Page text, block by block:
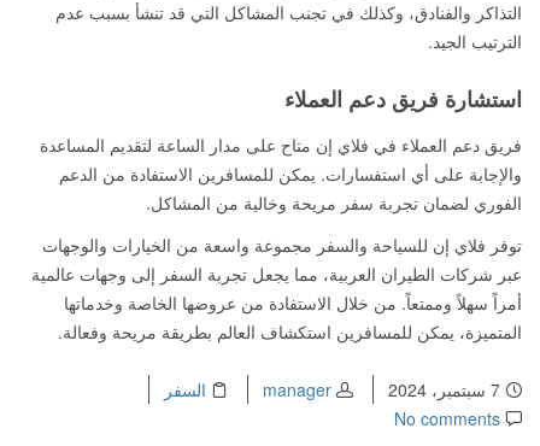
التذاكر والفنادق، وكذلك في تجنب المشاكل التي قد تنشأ بسبب عدم
الترتيب الجيد.
استشارة فريق دعم العملاء
فريق دعم العملاء في فلاي إن متاح على مدار الساعة لتقديم المساعدة
والإجابة على أي استفسارات. يمكن للمسافرين الاستفادة من الدعم
الفوري لضمان تجربة سفر مريحة وخالية من المشاكل.
توفر فلاي إن للسياحة والسفر مجموعة واسعة من الخيارات والوجهات
عبر شركات الطيران العربية، مما يجعل تجربة السفر إلى وجهات عالمية
أمراً سهلاً وممتعاً. من خلال الاستفادة من عروضها الخاصة وخدماتها
المتميزة، يمكن للمسافرين استكشاف العالم بطريقة مريحة وفعالة.
manager
السفر
No comments